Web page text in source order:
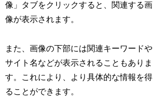
像」タブをクリックすると、関連する画
像が表示されます。
また、画像の下部には関連キーワードや
サイト名などが表示されることもありま
す。これにより、より具体的な情報を得
ることができます。